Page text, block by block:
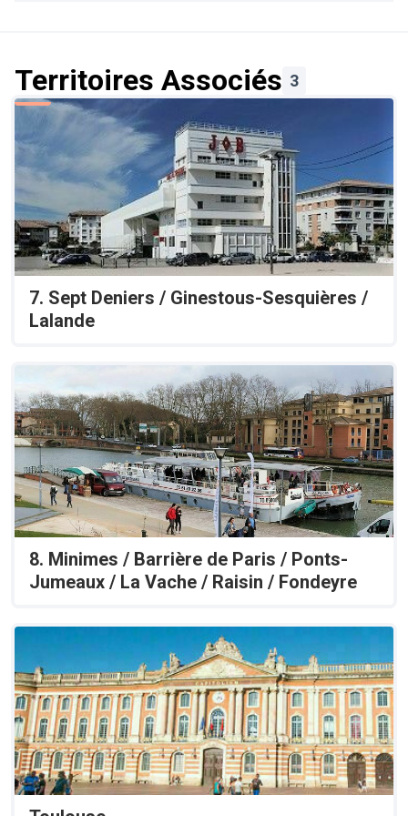
Territoires Associés 3
7. Sept Deniers / Ginestous-Sesquières /
Lalande
8. Minimes / Barrière de Paris / Ponts-
Jumeaux / La Vache / Raisin / Fondeyre